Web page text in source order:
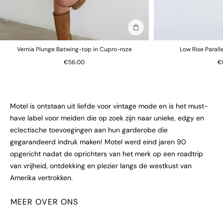
In winkelmand
Vernia Plunge Batwing-top in Cupro-roze
€56.00
Low Rise
Motel is ontstaan uit liefde voor vintage mode en is het must-
have label voor meiden die op zoek zijn naar unieke, edgy en
eclectische toevoegingen aan hun garderobe die
gegarandeerd indruk maken! Motel werd eind jaren 90
opgericht nadat de oprichters van het merk op een roadtrip
van vrijheid, ontdekking en plezier langs de westkust van
Amerika vertrokken.
MEER OVER ONS